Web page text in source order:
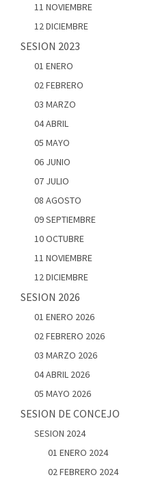
11 NOVIEMBRE
12 DICIEMBRE
SESION 2023
01 ENERO
02 FEBRERO
03 MARZO
04 ABRIL
05 MAYO
06 JUNIO
07 JULIO
08 AGOSTO
09 SEPTIEMBRE
10 OCTUBRE
11 NOVIEMBRE
12 DICIEMBRE
SESION 2026
01 ENERO 2026
02 FEBRERO 2026
03 MARZO 2026
04 ABRIL 2026
05 MAYO 2026
SESION DE CONCEJO
SESION 2024
01 ENERO 2024
02 FEBRERO 2024